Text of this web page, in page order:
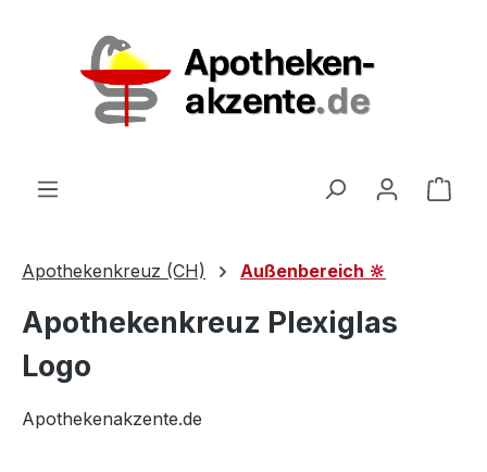
Apothekenkreuz (CH) Außenbereich 🔆
Apothekenkreuz Plexiglas
Logo
Apothekenakzente.de